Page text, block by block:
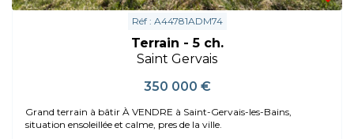
Réf : A44781ADM74
Terrain - 5 ch.
Saint Gervais
350 000 €
Grand terrain à bâtir À VENDRE à Saint-Gervais-les-Bains,
situation ensoleillée et calme, pres de la ville.